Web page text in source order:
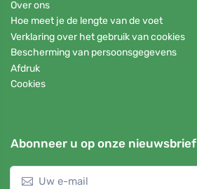
Over ons
Hoe meet je de lengte van de voet
Verklaring over het gebruik van cookies
Bescherming van persoonsgegevens
Afdruk
Cookies
Abonneer u op onze nieuwsbrief